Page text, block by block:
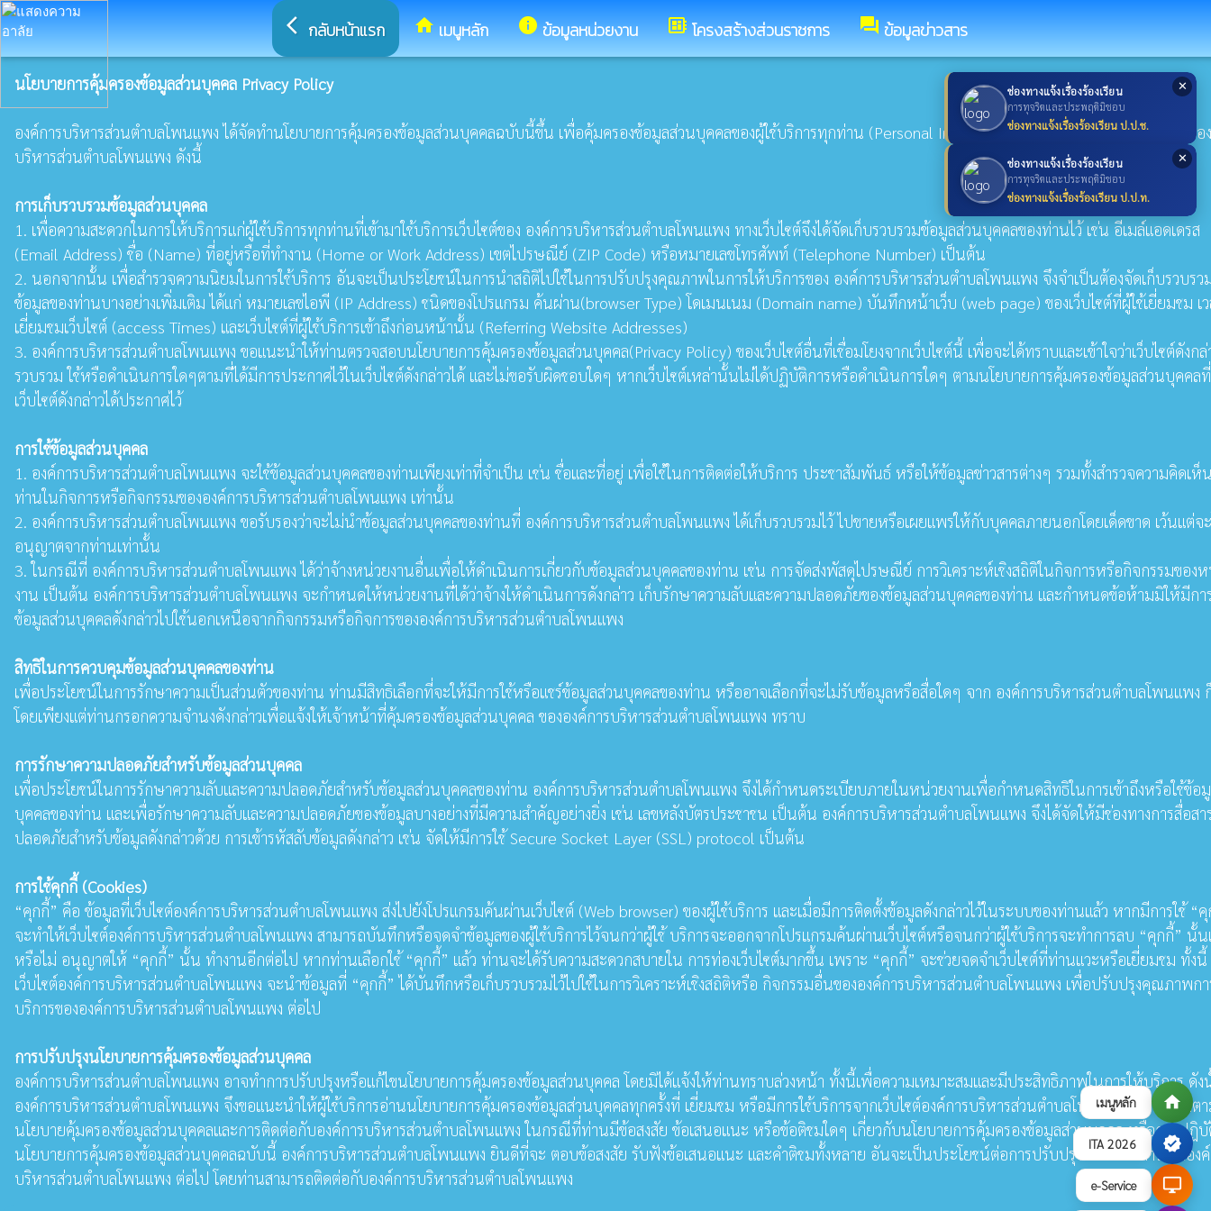
เมนูหลัก home
ITA 2026 verified
e-Service desktop_windows
✕
ช่องทางแจ้งเรื่องร้องเรียน
การทุจริตและประพฤติมิชอบ
ช่องทางแจ้งเรื่องร้องเรียน ป.ป.ช.
✕
ช่องทางแจ้งเรื่องร้องเรียน
การทุจริตและประพฤติมิชอบ
ช่องทางแจ้งเรื่องร้องเรียน ป.ป.ท.
arrow_back_ios กลับหน้าแรก homeเมนูหลัก infoข้อมูลหน่วยงาน developer_boardโครงสร้างส่วนราชการ forumข้อมูลข่าวสาร
นโยบายการคุ้มครองข้อมูลส่วนบุคคล Privacy Policy
องค์การบริหารส่วนตำบลโพนแพง ได้จัดทำนโยบายการคุ้มครองข้อมูลส่วนบุคคลฉบับนี้ขึ้น เพื่อคุ้มครองข้อมูลส่วนบุคคลของผู้ใช้บริการทุกท่าน (Personal Information) ที่ติดต่อเข้ามายังเว็บไซต์ของ อ
บริหารส่วนตำบลโพนแพง ดังนี้
การเก็บรวบรวมข้อมูลส่วนบุคคล
1. เพื่อความสะดวกในการให้บริการแก่ผู้ใช้บริการทุกท่านที่เข้ามาใช้บริการเว็บไซต์ของ องค์การบริหารส่วนตำบลโพนแพง ทางเว็บไซต์จึงได้จัดเก็บรวบรวมข้อมูลส่วนบุคคลของท่านไว้ เช่น อีเมล์แอดเดรส
(Email Address) ชื่อ (Name) ที่อยู่หรือที่ทำงาน (Home or Work Address) เขตไปรษณีย์ (ZIP Code) หรือหมายเลขโทรศัพท์ (Telephone Number) เป็นต้น
2. นอกจากนั้น เพื่อสำรวจความนิยมในการใช้บริการ อันจะเป็นประโยชน์ในการนำสถิติไปใช้ในการปรับปรุงคุณภาพในการให้บริการของ องค์การบริหารส่วนตำบลโพนแพง จึงจำเป็นต้องจัดเก็บรวบรว
ข้อมูลของท่านบางอย่างเพิ่มเติม ได้แก่ หมายเลขไอพี (IP Address) ชนิดของโปรแกรม ค้นผ่าน(browser Type) โดเมนเนม (Domain name) บันทึกหน้าเว็บ (web page) ของเว็บไซต์ที่ผู้ใช้เยี่ยมชม เ
เยี่ยมชมเว็บไซต์ (access Times) และเว็บไซต์ที่ผู้ใช้บริการเข้าถึงก่อนหน้านั้น (Referring Website Addresses)
3. องค์การบริหารส่วนตำบลโพนแพง ขอแนะนำให้ท่านตรวจสอบนโยบายการคุ้มครองข้อมูลส่วนบุคคล(Privacy Policy) ของเว็บไซต์อื่นที่เชื่อมโยงจากเว็บไซต์นี้ เพื่อจะได้ทราบและเข้าใจว่าเว็บไซต์ดังกล่
รวบรวม ใช้หรือดำเนินการใดๆตามที่ได้มีการประกาศไว้ในเว็บไซต์ดังกล่าวได้ และไม่ขอรับผิดชอบใดๆ หากเว็บไซต์เหล่านั้นไม่ได้ปฏิบัติการหรือดำเนินการใดๆ ตามนโยบายการคุ้มครองข้อมูลส่วนบุคคลที่
เว็บไซต์ดังกล่าวได้ประกาศไว้
การใช้ข้อมูลส่วนบุคคล
1. องค์การบริหารส่วนตำบลโพนแพง จะใช้ข้อมูลส่วนบุคคลของท่านเพียงเท่าที่จำเป็น เช่น ชื่อและที่อยู่ เพื่อใช้ในการติดต่อให้บริการ ประชาสัมพันธ์ หรือให้ข้อมูลข่าวสารต่างๆ รวมทั้งสำรวจความคิดเห็
ท่านในกิจการหรือกิจกรรมขององค์การบริหารส่วนตำบลโพนแพง เท่านั้น
2. องค์การบริหารส่วนตำบลโพนแพง ขอรับรองว่าจะไม่นำข้อมูลส่วนบุคคลของท่านที่ องค์การบริหารส่วนตำบลโพนแพง ได้เก็บรวบรวมไว้ ไปขายหรือเผยแพร่ให้กับบุคคลภายนอกโดยเด็ดขาด เว้นแต่จ
อนุญาตจากท่านเท่านั้น
3. ในกรณีที่ องค์การบริหารส่วนตำบลโพนแพง ได้ว่าจ้างหน่วยงานอื่นเพื่อให้ดำเนินการเกี่ยวกับข้อมูลส่วนบุคคลของท่าน เช่น การจัดส่งพัสดุไปรษณีย์ การวิเคราะห์เชิงสถิติในกิจการหรือกิจกรรมของ
งาน เป็นต้น องค์การบริหารส่วนตำบลโพนแพง จะกำหนดให้หน่วยงานที่ได้ว่าจ้างให้ดำเนินการดังกล่าว เก็บรักษาความลับและความปลอดภัยของข้อมูลส่วนบุคคลของท่าน และกำหนดข้อห้ามมิให้มีกา
ข้อมูลส่วนบุคคลดังกล่าวไปใช้นอกเหนือจากกิจกรรมหรือกิจการขององค์การบริหารส่วนตำบลโพนแพง
สิทธิในการควบคุมข้อมูลส่วนบุคคลของท่าน
เพื่อประโยชน์ในการรักษาความเป็นส่วนตัวของท่าน ท่านมีสิทธิเลือกที่จะให้มีการใช้หรือแชร์ข้อมูลส่วนบุคคลของท่าน หรืออาจเลือกที่จะไม่รับข้อมูลหรือสื่อใดๆ จาก องค์การบริหารส่วนตำบลโพนแพง
โดยเพียงแต่ท่านกรอกความจำนงดังกล่าวเพื่อแจ้งให้เจ้าหน้าที่คุ้มครองข้อมูลส่วนบุคคล ขององค์การบริหารส่วนตำบลโพนแพง ทราบ
การรักษาความปลอดภัยสำหรับข้อมูลส่วนบุคคล
เพื่อประโยชน์ในการรักษาความลับและความปลอดภัยสำหรับข้อมูลส่วนบุคคลของท่าน องค์การบริหารส่วนตำบลโพนแพง จึงได้กำหนดระเบียบภายในหน่วยงานเพื่อกำหนดสิทธิในการเข้าถึงหรือใช้ข้อ
บุคคลของท่าน และเพื่อรักษาความลับและความปลอดภัยของข้อมูลบางอย่างที่มีความสำคัญอย่างยิ่ง เช่น เลขหลังบัตรประชาชน เป็นต้น องค์การบริหารส่วนตำบลโพนแพง จึงได้จัดให้มีช่องทางการสื่อส
ปลอดภัยสำหรับข้อมูลดังกล่าวด้วย การเข้ารหัสลับข้อมูลดังกล่าว เช่น จัดให้มีการใช้ Secure Socket Layer (SSL) protocol เป็นต้น
การใช้คุกกี้ (Cookies)
“คุกกี้” คือ ข้อมูลที่เว็บไซต์องค์การบริหารส่วนตำบลโพนแพง ส่งไปยังโปรแกรมค้นผ่านเว็บไซต์ (Web browser) ของผู้ใช้บริการ และเมื่อมีการติดตั้งข้อมูลดังกล่าวไว้ในระบบของท่านแล้ว หากมีการใช้ “
จะทำให้เว็บไซต์องค์การบริหารส่วนตำบลโพนแพง สามารถบันทึกหรือจดจําข้อมูลของผู้ใช้บริการไว้จนกว่าผู้ใช้ บริการจะออกจากโปรแกรมค้นผ่านเว็บไซต์หรือจนกว่าผู้ใช้บริการจะทำการลบ “คุกกี้” นั้น
หรือไม่ อนุญาตให้ “คุกกี้” นั้น ทำงานอีกต่อไป หากท่านเลือกใช้ “คุกกี้” แล้ว ท่านจะได้รับความสะดวกสบายใน การท่องเว็บไซต์มากขึ้น เพราะ “คุกกี้” จะช่วยจดจําเว็บไซต์ที่ท่านแวะหรือเยี่ยมชม ทั้งนี้
เว็บไซต์องค์การบริหารส่วนตำบลโพนแพง จะนําข้อมูลที่ “คุกกี้” ได้บันทึกหรือเก็บรวบรวมไว้ไปใช้ในการวิเคราะห์เชิงสถิติหรือ กิจกรรมอื่นขององค์การบริหารส่วนตำบลโพนแพง เพื่อปรับปรุงคุณภาพก
บริการขององค์การบริหารส่วนตำบลโพนแพง ต่อไป
การปรับปรุงนโยบายการคุ้มครองข้อมูลส่วนบุคคล
องค์การบริหารส่วนตำบลโพนแพง อาจทำการปรับปรุงหรือแก้ไขนโยบายการคุ้มครองข้อมูลส่วนบุคคล โดยมิได้แจ้งให้ท่านทราบล่วงหน้า ทั้งนี้เพื่อความเหมาะสมและมีประสิทธิภาพในการให้บริการ ดั
องค์การบริหารส่วนตำบลโพนแพง จึงขอแนะนําให้ผู้ใช้บริการอ่านนโยบายการคุ้มครองข้อมูลส่วนบุคคลทุกครั้งที่ เยี่ยมชม หรือมีการใช้บริการจากเว็บไซต์องค์การบริหารส่วนตำบลโพนแพง การปฏิบัติต
นโยบายคุ้มครองข้อมูลส่วนบุคคลและการติดต่อกับองค์การบริหารส่วนตำบลโพนแพง ในกรณีที่ท่านมีข้อสงสัย ข้อเสนอแนะ หรือข้อติชมใดๆ เกี่ยวกับนโยบายการคุ้มครองข้อมูลส่วนบุคคล หรือการปฏิ
นโยบายการคุ้มครองข้อมูลส่วนบุคคลฉบับนี้ องค์การบริหารส่วนตำบลโพนแพง ยินดีที่จะ ตอบข้อสงสัย รับฟังข้อเสนอแนะ และคําติชมทั้งหลาย อันจะเป็นประโยชน์ต่อการปรับปรุงการให้บริการขององ
บริหารส่วนตำบลโพนแพง ต่อไป โดยท่านสามารถติดต่อกับองค์การบริหารส่วนตำบลโพนแพง